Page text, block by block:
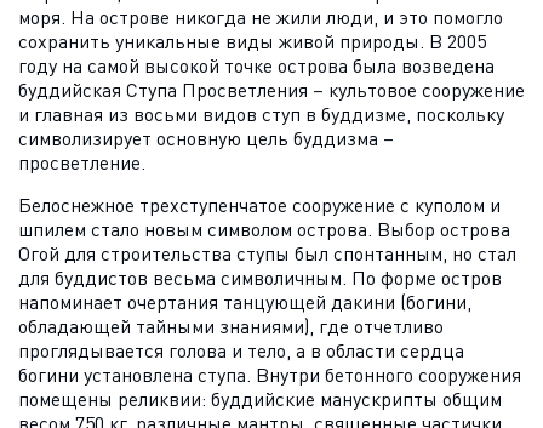
моря. На острове никогда не жили люди, и это помогло
сохранить уникальные виды живой природы. В 2005
году на самой высокой точке острова была возведена
буддийская Ступа Просветления – культовое сооружение
и главная из восьми видов ступ в буддизме, поскольку
символизирует основную цель буддизма –
просветление.
Белоснежное трехступенчатое сооружение с куполом и
шпилем стало новым символом острова. Выбор острова
Огой для строительства ступы был спонтанным, но стал
для буддистов весьма символичным. По форме остров
напоминает очертания танцующей дакини (богини,
обладающей тайными знаниями), где отчетливо
проглядывается голова и тело, а в области сердца
богини установлена ступа. Внутри бетонного сооружения
помещены реликвии: буддийские манускрипты общим
весом 750 кг, различные мантры, священные частички